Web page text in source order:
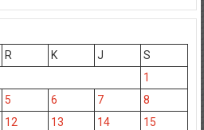
R K J
S
1
5 6 7
8
12 13 14
15